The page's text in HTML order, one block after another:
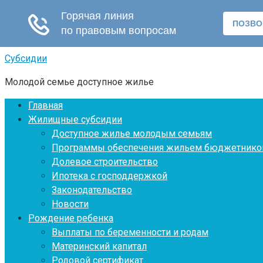
Перейти
контенту
Субсидии
Молодой семье доступное жилье
Главная
Жилищные субсидии
Доступное жилье молодым семьям
Программы обеспечения жильем
Долевое строительство
Ипотека с господдержкой
Законодательство
Новости
Рождение ребенка
Выплаты по беременности и родам
Материнский капитал
Родовой сертификат